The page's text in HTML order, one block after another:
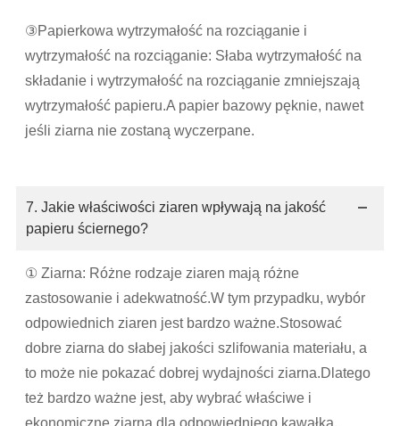
③Papierkowa wytrzymałość na rozciąganie i
wytrzymałość na rozciąganie: Słaba wytrzymałość na
składanie i wytrzymałość na rozciąganie zmniejszają
wytrzymałość papieru.A papier bazowy pęknie, nawet
jeśli ziarna nie zostaną wyczerpane.
7. Jakie właściwości ziaren wpływają na jakość
papieru ściernego?
① Ziarna: Różne rodzaje ziaren mają różne
zastosowanie i adekwatność.W tym przypadku, wybór
odpowiednich ziaren jest bardzo ważne.Stosować
dobre ziarna do słabej jakości szlifowania materiału, a
to może nie pokazać dobrej wydajności ziarna.Dlatego
też bardzo ważne jest, aby wybrać właściwe i
ekonomiczne ziarna dla odpowiedniego kawałka.